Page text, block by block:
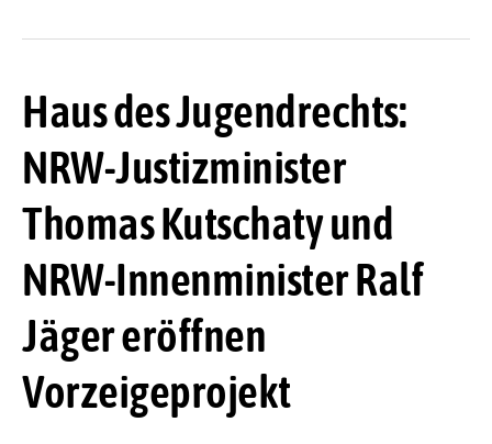
Haus des Jugendrechts:
NRW-Justizminister
Thomas Kutschaty und
NRW-Innenminister Ralf
Jäger eröffnen
Vorzeigeprojekt